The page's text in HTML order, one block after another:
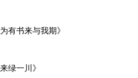
有书来与我期》
绿一川》